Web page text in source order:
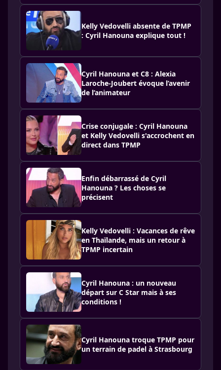
Kelly Vedovelli absente de TPMP
: Cyril Hanouna explique tout !
Cyril Hanouna et C8 : Alexia
Laroche-Joubert évoque l’avenir
de l’animateur
Crise conjugale : Cyril Hanouna
et Kelly Vedovelli s'accrochent en
direct dans TPMP
Enfin débarrassé de Cyril
Hanouna ? Les choses se
précisent
Kelly Vedovelli : Vacances de rêve
en Thaïlande, mais un retour à
TPMP incertain
Cyril Hanouna : un nouveau
départ sur C Star mais à ses
conditions !
Cyril Hanouna troque TPMP pour
un terrain de padel à Strasbourg